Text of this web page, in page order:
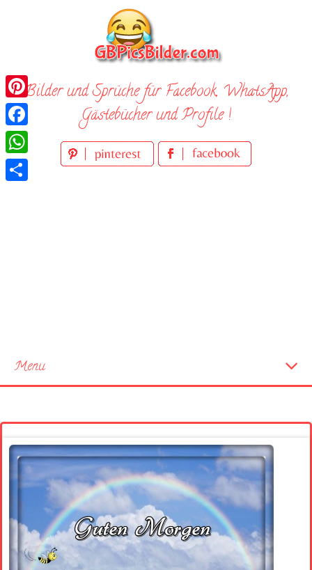
Bilder und Sprüche für Facebook, WhatsApp,
Gästebücher und Profile !
Menu
Pinterest
Facebook
WhatsApp